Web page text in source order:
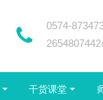
0574-
干货课堂